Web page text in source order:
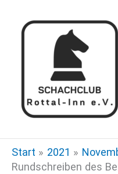
Inhalt
Start 2021
Rundschreiben des